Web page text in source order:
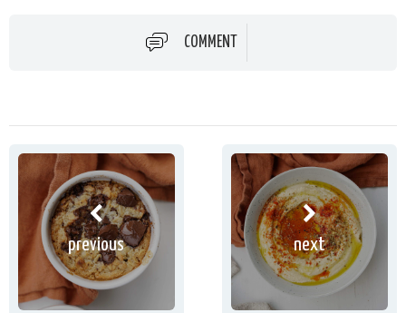
COMMENT
previous next